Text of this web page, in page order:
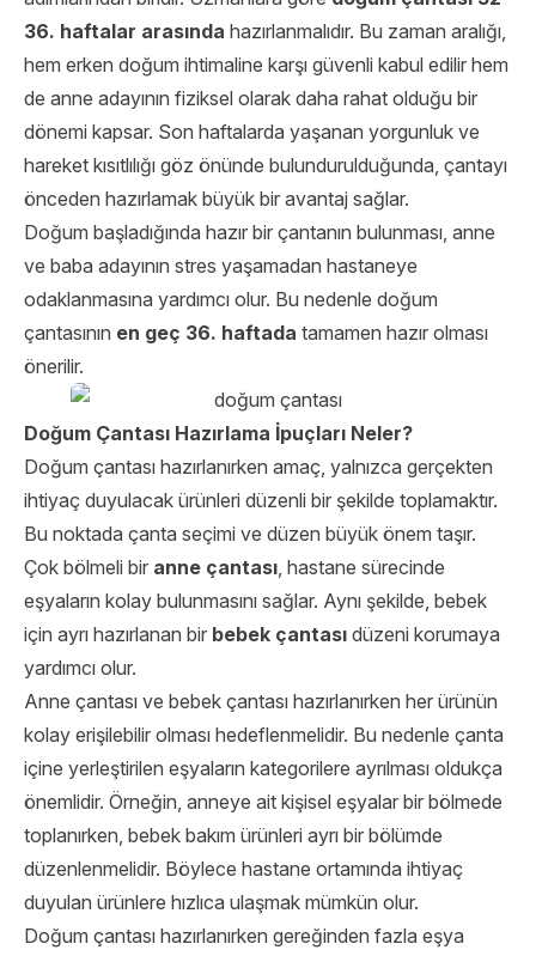
36. haftalar arasında hazırlanmalıdır. Bu zaman aralığı,
hem erken doğum ihtimaline karşı güvenli kabul edilir hem
de anne adayının fiziksel olarak daha rahat olduğu bir
dönemi kapsar. Son haftalarda yaşanan yorgunluk ve
hareket kısıtlılığı göz önünde bulundurulduğunda, çantayı
önceden hazırlamak büyük bir avantaj sağlar.
Doğum başladığında hazır bir çantanın bulunması, anne
ve baba adayının stres yaşamadan hastaneye
odaklanmasına yardımcı olur. Bu nedenle doğum
çantasının en geç 36. haftada tamamen hazır olması
önerilir.
Doğum Çantası Hazırlama İpuçları Neler?
Doğum çantası hazırlanırken amaç, yalnızca gerçekten
ihtiyaç duyulacak ürünleri düzenli bir şekilde toplamaktır.
Bu noktada çanta seçimi ve düzen büyük önem taşır.
Çok bölmeli bir anne çantası, hastane sürecinde
eşyaların kolay bulunmasını sağlar. Aynı şekilde, bebek
için ayrı hazırlanan bir bebek çantası düzeni korumaya
yardımcı olur.
Anne çantası ve bebek çantası hazırlanırken her ürünün
kolay erişilebilir olması hedeflenmelidir. Bu nedenle çanta
içine yerleştirilen eşyaların kategorilere ayrılması oldukça
önemlidir. Örneğin, anneye ait kişisel eşyalar bir bölmede
toplanırken, bebek bakım ürünleri ayrı bir bölümde
düzenlenmelidir. Böylece hastane ortamında ihtiyaç
duyulan ürünlere hızlıca ulaşmak mümkün olur.
Doğum çantası hazırlanırken gereğinden fazla eşya